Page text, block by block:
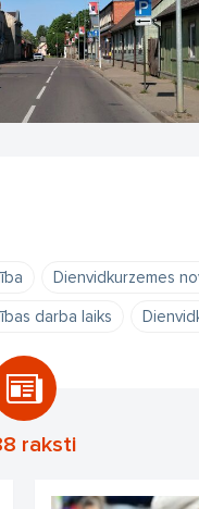
Dienvidkurzemes
darba laiks
raksti